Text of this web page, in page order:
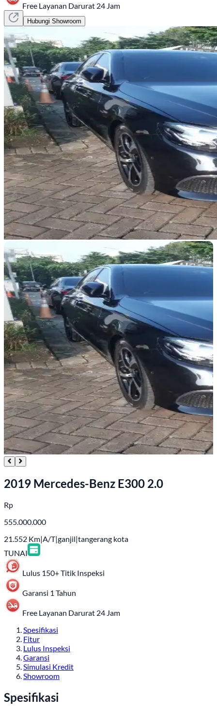
Free Layanan Darurat 24 Jam
Hubungi Showroom
2019 Mercedes-Benz E300 2.0
Rp
555.000.000
21.552 Km|A/T|ganjil|tangerang kota
TUNAI
Lulus 150+ Titik Inspeksi
Garansi 1 Tahun
Free Layanan Darurat 24 Jam
Spesifikasi
Fitur
Lulus Inspeksi
Garansi
Simulasi Kredit
Showroom
Spesifikasi